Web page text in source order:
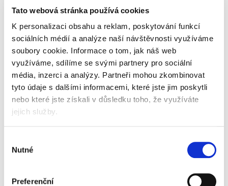
Tato webová stránka používá cookies
K personalizaci obsahu a reklam, poskytování funkcí
sociálních médií a analýze naší návštěvnosti využíváme
soubory cookie. Informace o tom, jak náš web
využíváme, sdílíme se svými partnery pro sociální
média, inzerci a analýzy. Partneři mohou zkombinovat
tyto údaje s dalšími informacemi, které jste jim poskytli
nebo které jste získali v důsledku toho, že využíváte
jejich služby.
souhlasu
Nutné
Preferenční
formát A4
šíře hřbetu 75 mm
vnější strana potažená plastem
hřbetní kapsa s vyměnitelným štítkem
hřbetní otvor
uzavírací mechanismus (rado)
kovové lišty pro delší životnost
barva oranžová
Informace o produktu
Pořadač pákový Economy A4 75 mm,